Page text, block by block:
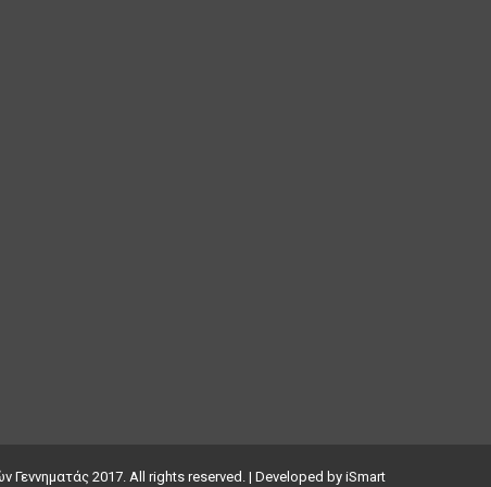
Γεννηματάς 2017. All rights reserved. | Developed by iSmart